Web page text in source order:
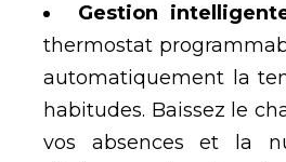
Gestion
thermostat
automatiquement la
habitudes. Baissez le
vos absences et la